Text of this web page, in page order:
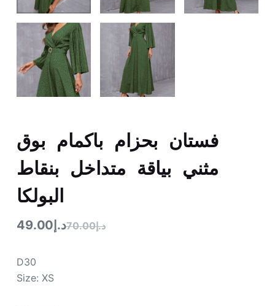
فستان بحزام باكمام بوق
مثني بياقة متداخل بنقاط
البولكا
د.إ70.00د.إ 49.00
D30
Size: XS